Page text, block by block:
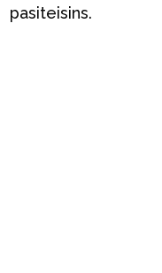
pasiteisins.